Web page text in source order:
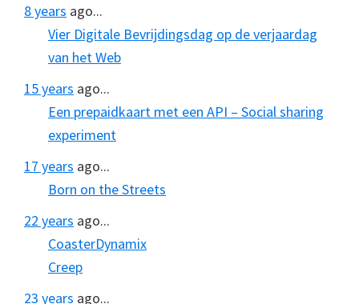
8 years ago...
Vier Digitale Bevrijdingsdag op de verjaardag
van het Web
15 years ago...
Een prepaidkaart met een API – Social sharing
experiment
17 years ago...
Born on the Streets
22 years ago...
CoasterDynamix
Creep
23 years ago...